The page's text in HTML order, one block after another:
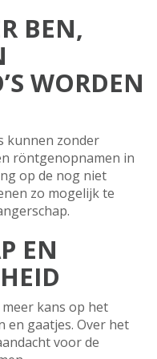
BEN,
WORDEN
kunnen zonder
röntgenopnamen in
op de nog niet
zo mogelijk te
EN
kans op het
en gaatjes. Over het
voor de